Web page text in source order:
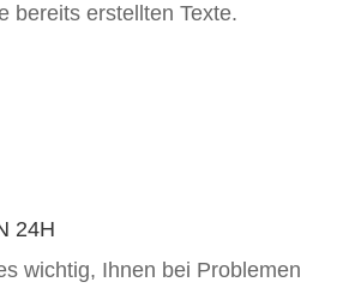
bereits erstellten Texte.
24H
wichtig, Ihnen bei Problemen